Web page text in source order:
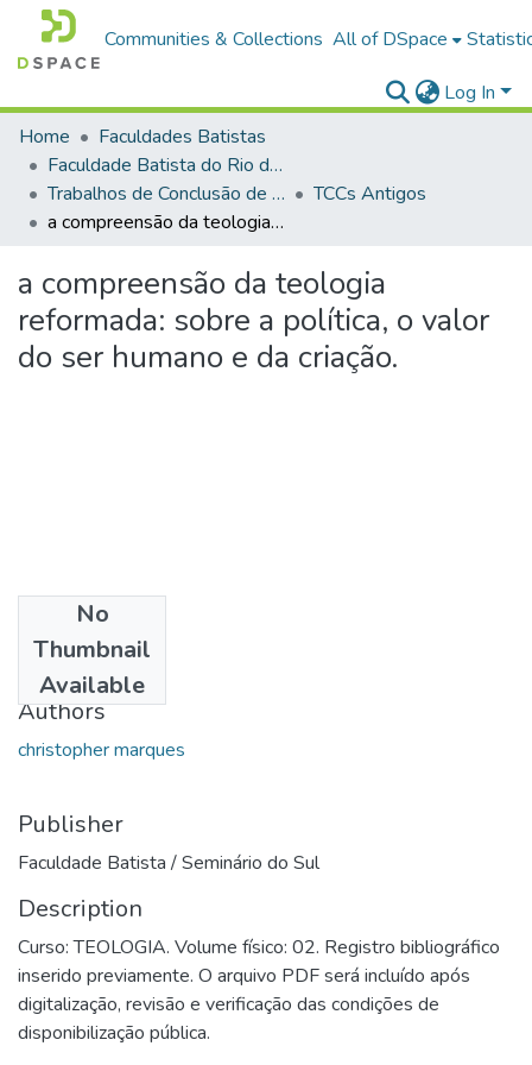
Communities & Collections All of DSpace
Log In
Home
Faculdades Batistas
Faculdade Batista do Rio de Janeiro (FABAT-RJ)
Trabalhos de Conclusão de Curso (TCC)
TCCs Antigos
a compreensão da teologia reformada: sobre a política, o valor do ser humano e da criação.
a compreensão da teologia
reformada: sobre a política, o valor
do ser humano e da criação.
No
Thumbnail
Available
2008
Authors
christopher marques
Publisher
Faculdade Batista / Seminário do Sul
Description
Curso: TEOLOGIA. Volume físico: 02. Registro bibliográfico
inserido previamente. O arquivo PDF será incluído após
digitalização, revisão e verificação das condições de
disponibilização pública.